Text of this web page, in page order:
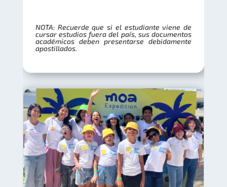
NOTA: Recuerde que si el estudiante viene de
cursar estudios fuera del país, sus documentos
académicos deben presentarse debidamente
apostillados.